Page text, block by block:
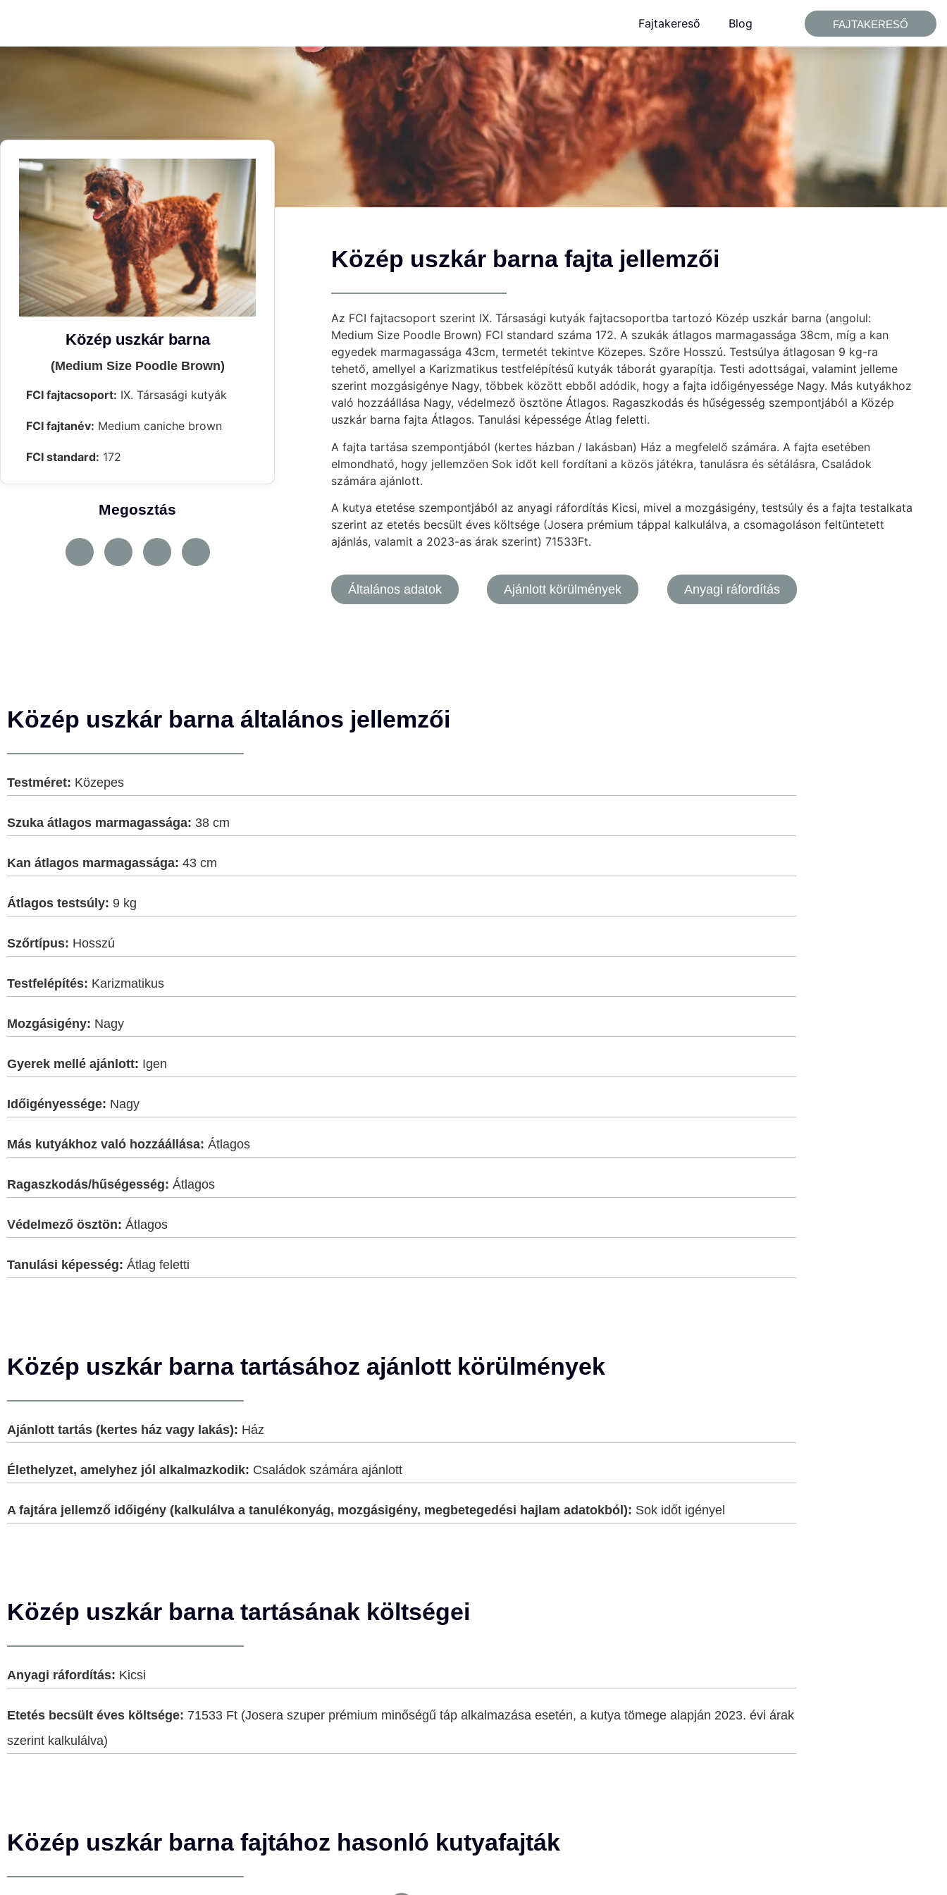
Fajtakereső Blog FAJTAKERESŐ
Közép uszkár barna
(Medium Size Poodle Brown)
FCI fajtacsoport: IX. Társasági kutyák
FCI fajtanév: Medium caniche brown
FCI standard: 172
Megosztás
Közép uszkár barna fajta jellemzői
Az FCI fajtacsoport szerint IX. Társasági kutyák fajtacsoportba tartozó Közép uszkár barna (angolul:
Medium Size Poodle Brown) FCI standard száma 172. A szukák átlagos marmagassága 38cm, míg a kan
egyedek marmagassága 43cm, termetét tekintve Közepes. Szőre Hosszú. Testsúlya átlagosan 9 kg-ra
tehető, amellyel a Karizmatikus testfelépítésű kutyák táborát gyarapítja. Testi adottságai, valamint jelleme
szerint mozgásigénye Nagy, többek között ebből adódik, hogy a fajta időigényessége Nagy. Más kutyákhoz
való hozzáállása Nagy, védelmező ösztöne Átlagos. Ragaszkodás és hűségesség szempontjából a Közép
uszkár barna fajta Átlagos. Tanulási képessége Átlag feletti.
A fajta tartása szempontjából (kertes házban / lakásban) Ház a megfelelő számára. A fajta esetében
elmondható, hogy jellemzően Sok időt kell fordítani a közös játékra, tanulásra és sétálásra, Családok
számára ajánlott.
A kutya etetése szempontjából az anyagi ráfordítás Kicsi, mivel a mozgásigény, testsúly és a fajta testalkata
szerint az etetés becsült éves költsége (Josera prémium táppal kalkulálva, a csomagoláson feltüntetett
ajánlás, valamit a 2023-as árak szerint) 71533Ft.
Általános adatok Ajánlott körülmények Anyagi ráfordítás
Közép uszkár barna általános jellemzői
Testméret: Közepes
Szuka átlagos marmagassága: 38 cm
Kan átlagos marmagassága: 43 cm
Átlagos testsúly: 9 kg
Szőrtípus: Hosszú
Testfelépítés: Karizmatikus
Mozgásigény: Nagy
Gyerek mellé ajánlott: Igen
Időigényessége: Nagy
Más kutyákhoz való hozzáállása: Átlagos
Ragaszkodás/hűségesség: Átlagos
Védelmező ösztön: Átlagos
Tanulási képesség: Átlag feletti
Közép uszkár barna tartásához ajánlott körülmények
Ajánlott tartás (kertes ház vagy lakás): Ház
Élethelyzet, amelyhez jól alkalmazkodik: Családok számára ajánlott
A fajtára jellemző időigény (kalkulálva a tanulékonyág, mozgásigény, megbetegedési hajlam adatokból): Sok időt igényel
Közép uszkár barna tartásának költségei
Anyagi ráfordítás: Kicsi
Etetés becsült éves költsége: 71533 Ft (Josera szuper prémium minőségű táp alkalmazása esetén, a kutya tömege alapján 2023. évi árak
szerint kalkulálva)
Közép uszkár barna fajtához hasonló kutyafajták